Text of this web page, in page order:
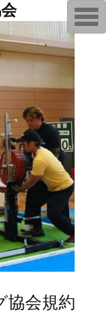
協会規約
T
o
g